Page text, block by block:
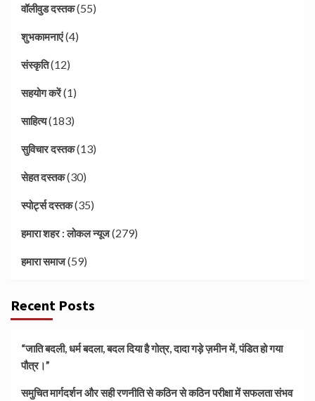
वॉलीवुड दस्तक(55)
शुभकामनाएं(4)
संस्कृति(12)
सहयोग करें(1)
साहित्य(183)
सुविचार दस्तक(13)
सेहत दस्तक(30)
स्पोर्ट्स दस्तक(35)
हमारा शहर : लोकल न्यूज(279)
हमारा समाज(59)
Recent Posts
“जाति बदली, धर्म बदला, बदल दिया है गोत्र, दादा गड़े ज़मीन में, पंडित हो गया
पौत्र।”
समुचित मार्गदर्शन और सही रणनीति से कठिन से कठिन परीक्षा में सफलता संभव